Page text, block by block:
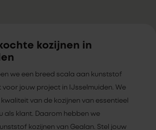
kozijnen in
we een breed scala aan kunststof
voor jouw project in IJsselmuiden. We
van de kozijnen van essentieel
als klant. Daarom hebben we
kozijnen van Gealan. Stel jouw